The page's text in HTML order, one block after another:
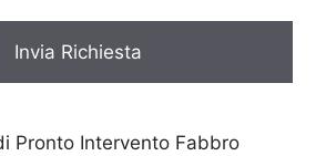
Pronto Intervento Fabbro